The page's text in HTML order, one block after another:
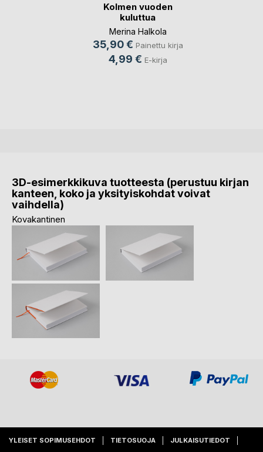
Kolmen vuoden
kuluttua
Merina Halkola
35,90 € Painettu kirja
4,99 € E-kirja
3D-esimerkkikuva tuotteesta (perustuu kirjan
kanteen, koko ja yksityiskohdat voivat
vaihdella)
Kovakantinen
YLEISET SOPIMUSEHDOT TIETOSUOJA JULKAISUTIEDOT